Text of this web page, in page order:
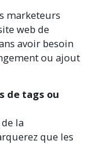
marketeurs
web de
avoir besoin
ou ajout
de tags ou
la
que les